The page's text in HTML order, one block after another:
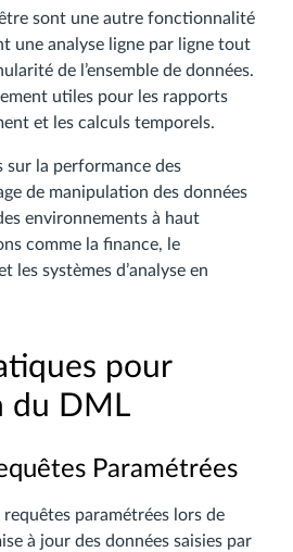
sont une autre fonctionnalité
une analyse ligne par ligne tout
de l’ensemble de données.
utiles pour les rapports
et les calculs temporels.
sur la performance des
de manipulation des données
environnements à haut
comme la finance, le
les systèmes d’analyse en
pour
du DML
Paramétrées
paramétrées lors de
à jour des données saisies par